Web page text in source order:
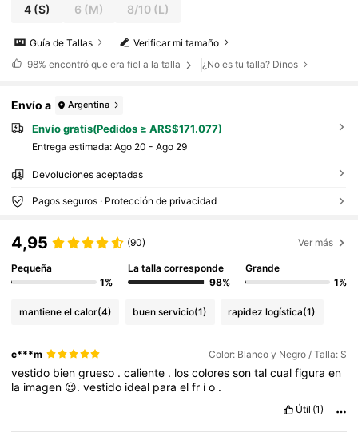
4 (S) 6 (M) 8/10(L)
Verificar mi tamaño
Guía de Tallas
98% encontró que era fiel a la talla ¿No es tu talla? Dinos
Envío a Argentina
Envío gratis(Pedidos ≥ ARS$171.077)
Entrega estimada: Ago 20 - Ago 29
Devoluciones aceptadas
Pagos seguros · Protección de privacidad
4,95 (90) Ver más
Pequeña
1%
La talla corresponde
98%
Grande
1%
mantiene el calor(4) buen servicio(1) rapidez logística(1)
c***m Color: Blanco y Negro / Talla: S
vestido biengrueso .caliente . loscoloressontalcualfiguraen
la imagen 😉.vestido ideal paraelfr ío .
Útil (1)